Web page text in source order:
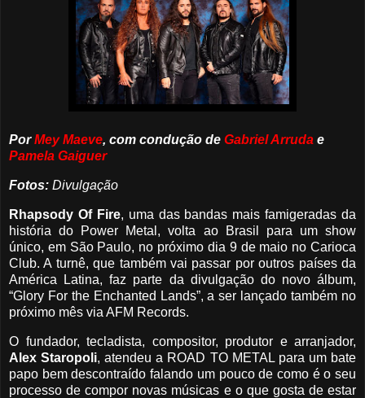
PorMey Maeve, com condução de Gabriel Arruda e
Pamela Gaiguer
Fotos: Divulgação
Rhapsody Of Fire, uma das bandas mais famigeradas da
história do Power Metal, volta ao Brasil para um show
único, em São Paulo, no próximo dia 9 de maio no Carioca
Club. A turnê, que também vai passar por outros países da
América Latina, faz parte da divulgação do novo álbum,
“Glory For the Enchanted Lands”, a ser lançado também no
próximo mês via AFM Records.
O fundador, tecladista, compositor, produtor e arranjador,
Alex Staropoli, atendeu a ROAD TO METAL para um bate
papo bem descontraído falando um pouco de como é o seu
processo de compor novas músicas e o que gosta de estar